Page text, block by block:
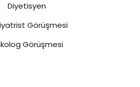
Diyetisyen
Görüşmesi
Görüşmesi